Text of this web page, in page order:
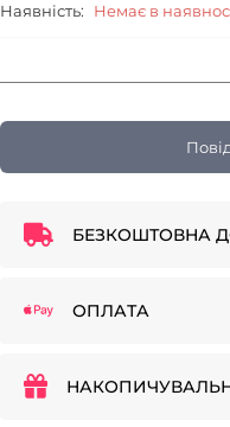
Наявність: Немає в
БЕЗКОШТОВНА
ОПЛАТА